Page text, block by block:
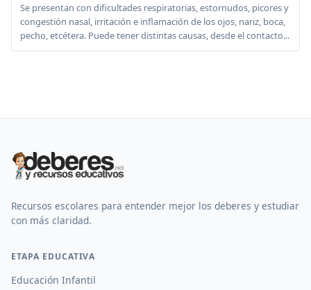
Se presentan con dificultades respiratorias, estornudos, picores y
congestión nasal, irritación e inflamación de los ojos, nariz, boca,
pecho, etcétera. Puede tener distintas causas, desde el contacto...
Recursos escolares para entender mejor los deberes y estudiar
con más claridad.
ETAPA EDUCATIVA
Educación Infantil